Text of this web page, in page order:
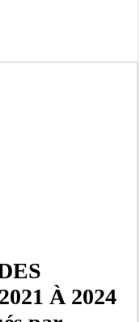
À 2024